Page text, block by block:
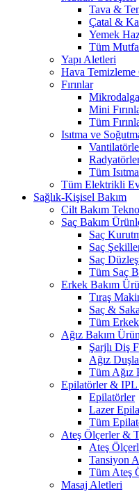
Tava &
Çatal &
Yemek
Tüm
Yapı Aletleri
Hava Temizleme
Fırınlar
Mikrodalga
Mini
Tüm
Isıtma ve
Tüm
Tüm Elektrikli
Sağlık-Kişisel Bakım
Cilt Bakım
Saç Bakım
Saç
Saç
Saç
Tüm Saç
Erkek Bakım
Tıraş
Saç &
Tüm
Ağız Bakım
Şarjlı Diş
Ağız
Tüm Ağız
Epilatörler & IPL
Epilatörler
Lazer
Tüm
Ateş Ölçerler &
Ateş
Tansiyon
Tüm Ateş
Masaj Aletleri